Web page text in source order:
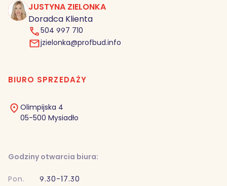
JZ
JUSTYNA ZIELONKA
Doradca Klienta
504 997 710
jzielonka@profbud.info
BIURO SPRZEDAŻY
Olimpijska 4
05-500 Mysiadło
Godziny otwarcia biura:
Pon.
9.30-17.30